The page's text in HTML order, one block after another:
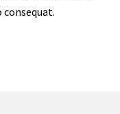
consequat.